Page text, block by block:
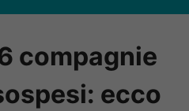
compagnie
ecco